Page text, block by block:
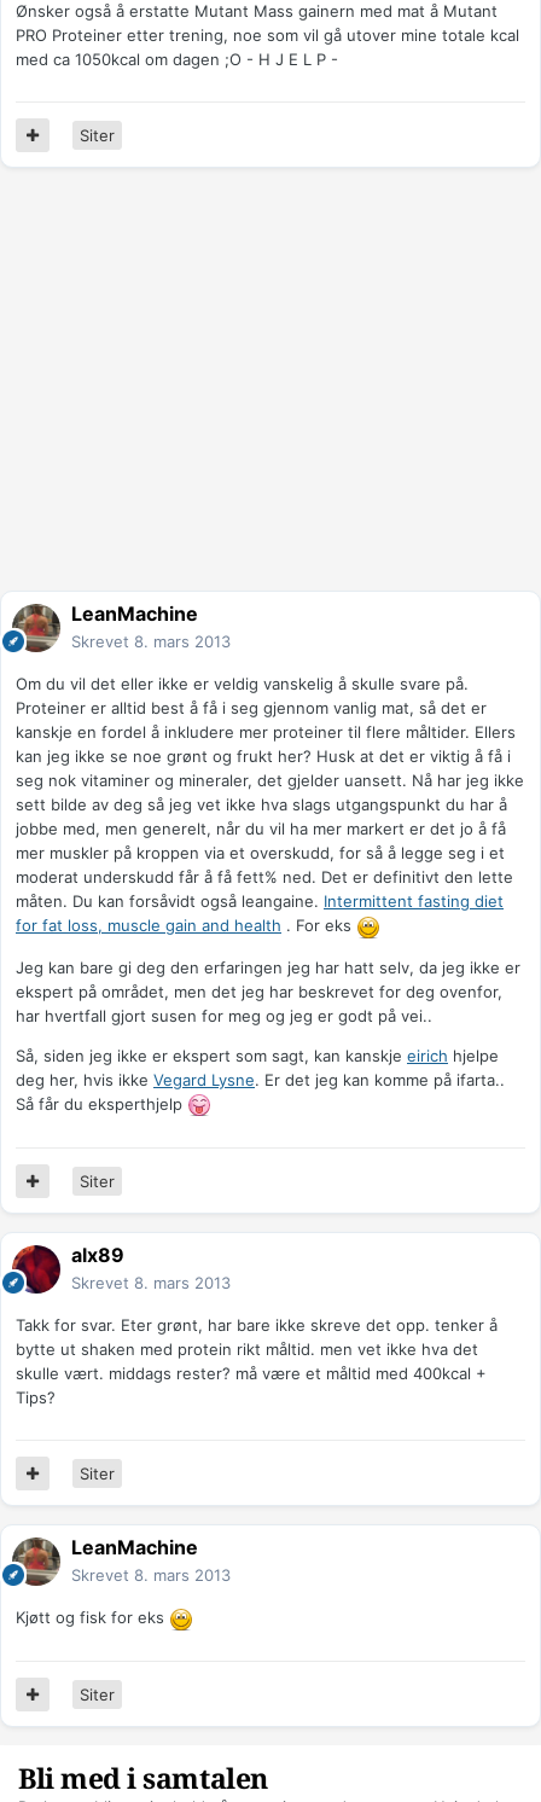
Ønsker også å erstatte Mutant Mass gainern med mat å Mutant
PRO Proteiner etter trening, noe som vil gå utover mine totale kcal
med ca 1050kcal om dagen ;O - H J E L P -
Siter
LeanMachine
Skrevet 8. mars 2013
Om du vil det eller ikke er veldig vanskelig å skulle svare på.
Proteiner er alltid best å få i seg gjennom vanlig mat, så det er
kanskje en fordel å inkludere mer proteiner til flere måltider. Ellers
kan jeg ikke se noe grønt og frukt her? Husk at det er viktig å få i
seg nok vitaminer og mineraler, det gjelder uansett. Nå har jeg ikke
sett bilde av deg så jeg vet ikke hva slags utgangspunkt du har å
jobbe med, men generelt, når du vil ha mer markert er det jo å få
mer muskler på kroppen via et overskudd, for så å legge seg i et
moderat underskudd får å få fett% ned. Det er definitivt den lette
måten. Du kan forsåvidt også leangaine. Intermittent fasting diet
for fat loss, muscle gain and health . For eks
Jeg kan bare gi deg den erfaringen jeg har hatt selv, da jeg ikke er
ekspert på området, men det jeg har beskrevet for deg ovenfor,
har hvertfall gjort susen for meg og jeg er godt på vei..
Så, siden jeg ikke er ekspert som sagt, kan kanskje eirich hjelpe
deg her, hvis ikke Vegard Lysne. Er det jeg kan komme på ifarta..
Så får du eksperthjelp
Siter
alx89
Skrevet 8. mars 2013
Takk for svar. Eter grønt, har bare ikke skreve det opp. tenker å
bytte ut shaken med protein rikt måltid. men vet ikke hva det
skulle vært. middags rester? må være et måltid med 400kcal +
Tips?
Siter
LeanMachine
Skrevet 8. mars 2013
Kjøtt og fisk for eks
Siter
Bli med i samtalen